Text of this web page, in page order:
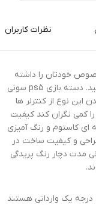
نظرات کاربران
خودتان را داشته
باشید، می‌توانید از دسته‌های طرح‌دار استفاده کنید. دسته بازی ps5 سونی
این نوع از کنترلر ها
کمی نگران کند کیفیت
ای کاستوم و رنگ آمیزی
طراحی و کیفیت ساخت در
مدت دچار رنگ پریدگی
درجه یک وارداتی هستند